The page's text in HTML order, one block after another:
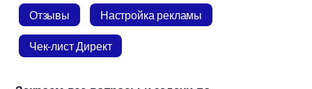
Отзывы
Настройка рекламы
Чек-лист Директ